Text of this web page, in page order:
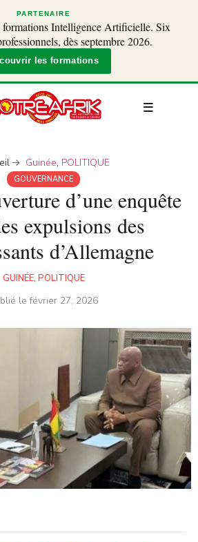
PARTENAIRE
Intelligence Artificielle. Six
dès septembre 2026.
les formations
Guinée, POLITIQUE
GOUVERNANCE
d’une enquête
expulsions des
d’Allemagne
GUINÉE, POLITIQUE
lefévrier 27, 2026